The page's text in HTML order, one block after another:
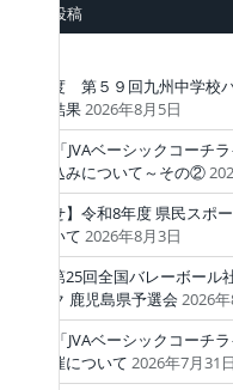
最近の投稿
和８年度 第５９回九州中学校
最終結果2026年8月5日
年度「JVAベーシックコーチ
」の申込みについて～その②
お知らせ】令和8年度 県民スポ
について 2026年8月3日
結果】第25回全国バレーボール
ロック 鹿児島県予選会 2026
年度「JVAベーシックコーチ
の開催について 2026年7月31日